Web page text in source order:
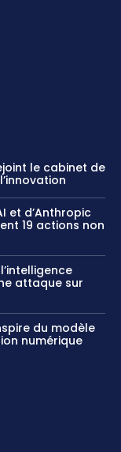
le cabinet de
et d’Anthropic
19 actions non
attaque sur
du modèle
numérique